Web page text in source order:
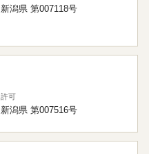
新潟県 第007118号
許可
新潟県 第007516号